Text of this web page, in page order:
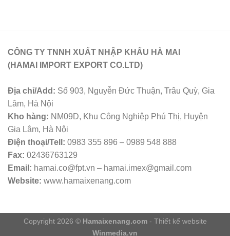
CÔNG TY TNNH XUẤT NHẬP KHẨU HÀ MAI
(HAMAI IMPORT EXPORT CO.LTD)
Địa chỉ/Add: Số 903, Nguyễn Đức Thuận, Trâu Quỳ, Gia
Lâm, Hà Nội
Kho hàng: NM09D, Khu Công Nghiệp Phú Thị, Huyện
Gia Lâm, Hà Nội
Điện thoại/Tell: 0983 355 896 – 0989 548 888
Fax: 02436763129
Email: hamai.co@fpt.vn – hamai.imex@gmail.com
Website: www.hamaixenang.com
Copyright 2026 © Hamaixenang.com- Thiết kế website
Winmedia.vn